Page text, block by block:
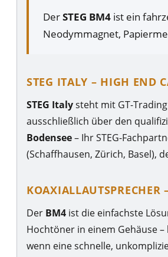
DerSTEG BM4 ist ein
Neodymmagnet,
STEG ITALY – HIGH END
STEG Italysteht mit GT-
ausschließlich über den
Bodensee– Ihr STEG-
(Schaffhausen, Zürich, Basel),
Der BM4 ist die einfachste
Hochtöner in einem Gehäuse
wenn eine schnelle,